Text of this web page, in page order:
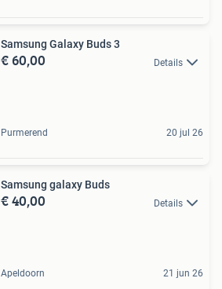
Samsung Galaxy Buds 3
€ 60,00 Details
Purmerend 20 jul 26
Samsung galaxy Buds
€ 40,00 Details
Apeldoorn 21 jun 26